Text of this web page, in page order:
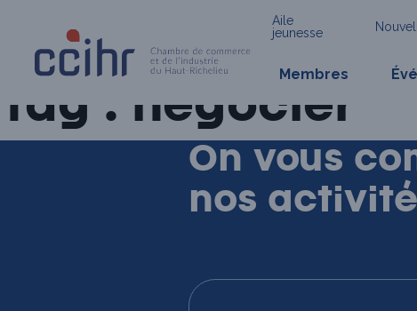
to
Aile
jeunesse
Membres
Tag : négocier
On vous
nos